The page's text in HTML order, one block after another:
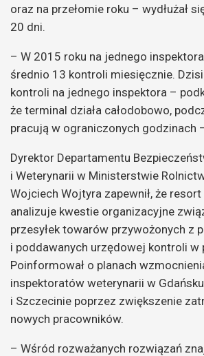
oraz na przełomie roku – wydłużał
20 dni.
– W 2015 roku na jednego
średnio 13 kontroli miesięcznie.
kontroli na jednego inspektora –
że terminal działa całodobowo,
pracują w ograniczonych godzinach
Dyrektor Departamentu
i Weterynarii w Ministerstwie
Wojciech Wojtyra zapewnił, że resort
analizuje kwestie organizacyjne
przesyłek towarów przywożonych z
i poddawanych urzędowej kontroli w
Poinformował o planach
inspektoratów weterynarii w
i Szczecinie poprzez zwiększenie
nowych pracowników.
– Wśród rozważanych rozwiązań